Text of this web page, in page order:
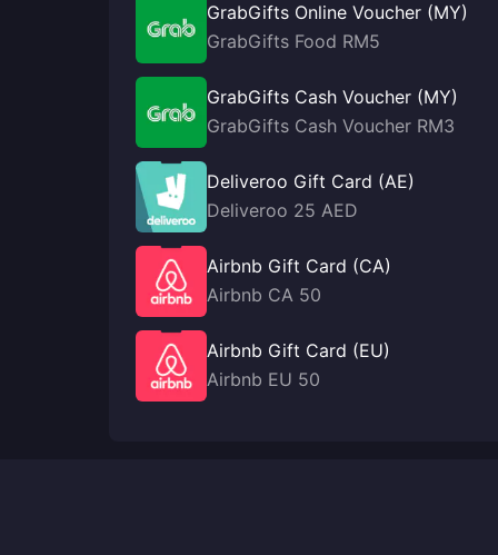
GrabGifts Online Voucher (MY)
GrabGifts Food RM5
GrabGifts Cash Voucher (MY)
GrabGifts Cash Voucher RM3
Deliveroo Gift Card (AE)
Deliveroo 25 AED
Airbnb Gift Card (CA)
Airbnb CA 50
Airbnb Gift Card (EU)
Airbnb EU 50